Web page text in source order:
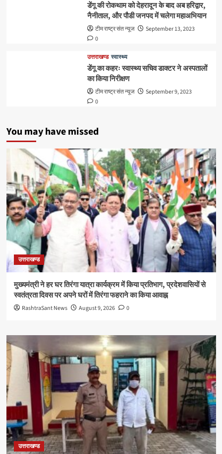
डेंगू की रोकथाम को देहरादून के बाद अब हरिद्वार,
नैनीताल, और पौडी जनपद में चलेगा महाअभियान
टीम राष्ट्र संत न्यूज
September 13, 2023
0
उत्तराखण्ड स्वास्थ्य
डेंगू का कहरः स्वास्थ्य सचिव डाक्टर ने अस्पतालों
का किया निरीक्षण
टीम राष्ट्र संत न्यूज
September 9, 2023
0
You may have missed
उत्तराखण्ड
मुख्यमंत्री ने हर घर तिरंगा यात्रा कार्यक्रम में किया प्रतिभाग, प्रदेशवासियों से
स्वतंत्रता दिवस पर अपने घरों में तिरंगा फहराने का किया आवाह्न
RashtraSant News August 9, 2026 0
उत्तराखण्ड